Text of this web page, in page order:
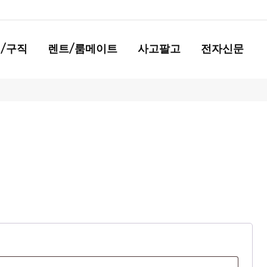
구직 렌트/룸메이트 사고팔고 전자신문